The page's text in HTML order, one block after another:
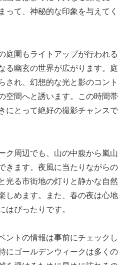
って、神秘的な印象を与えてく
庭園もライトアップが行われる
る幽玄の世界が広がります。庭
され、幻想的な光と影のコント
空間へと誘います。この時間帯
にとって絶好の撮影チャンスで
ク周辺でも、山の中腹から嵐山
きます。夜風に当たりながらの
光る市街地の灯りと静かな自然
しめます。また、春の夜は心地
はぴったりです。
ントの情報は事前にチェックし
にゴールデンウィークは多くの